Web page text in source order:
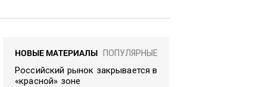
НОВЫЕ МАТЕРИАЛЫ ПОПУЛЯРНЫЕ
Российский рынок закрывается в
«красной» зоне